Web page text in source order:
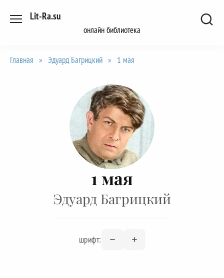
Lit-Ra.su
онлайн библиотека
Главная » Эдуард Багрицкий » 1 мая
1 мая
Эдуард Багрицкий
шрифт: